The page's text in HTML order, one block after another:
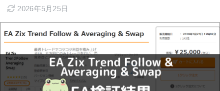
2026年5月25日